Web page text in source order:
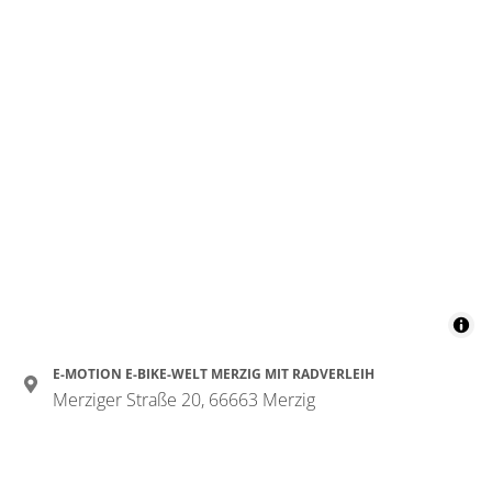
E-MOTION E-BIKE-WELT MERZIG MIT RADVERLEIH
Merziger Straße 20, 66663 Merzig